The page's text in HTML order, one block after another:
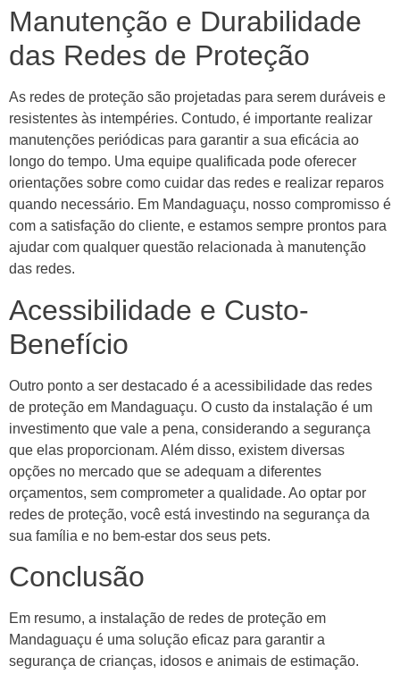
Manutenção e Durabilidade
das Redes de Proteção
As redes de proteção são projetadas para serem duráveis e
resistentes às intempéries. Contudo, é importante realizar
manutenções periódicas para garantir a sua eficácia ao
longo do tempo. Uma equipe qualificada pode oferecer
orientações sobre como cuidar das redes e realizar reparos
quando necessário. Em Mandaguaçu, nosso compromisso é
com a satisfação do cliente, e estamos sempre prontos para
ajudar com qualquer questão relacionada à manutenção
das redes.
Acessibilidade e Custo-
Benefício
Outro ponto a ser destacado é a acessibilidade das redes
de proteção em Mandaguaçu. O custo da instalação é um
investimento que vale a pena, considerando a segurança
que elas proporcionam. Além disso, existem diversas
opções no mercado que se adequam a diferentes
orçamentos, sem comprometer a qualidade. Ao optar por
redes de proteção, você está investindo na segurança da
sua família e no bem-estar dos seus pets.
Conclusão
Em resumo, a instalação de redes de proteção em
Mandaguaçu é uma solução eficaz para garantir a
segurança de crianças, idosos e animais de estimação.